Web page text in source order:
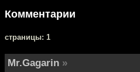
Комментарии
cтраницы: 1
Mr.Gagarin »